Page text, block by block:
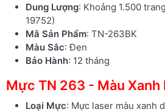
Dung Lượng: Khoảng 1.500
19752)
Mã Sản Phẩm: TN-263BK
Màu Sắc: Đen
Bảo Hành: 12 tháng
Mực TN 263 - Màu
Loại Mực: Mực laser màu xanh